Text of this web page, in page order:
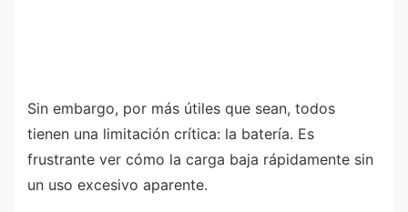
Sin embargo, por más útiles que sean, todos
tienen una limitación crítica: la batería. Es
frustrante ver cómo la carga baja rápidamente sin
un uso excesivo aparente.